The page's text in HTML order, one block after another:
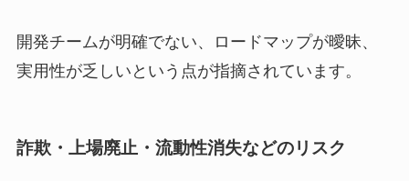
開発チームが明確でない、ロードマップが曖昧、
実用性が乏しいという点が指摘されています。
詐欺・上場廃止・流動性消失などのリスク